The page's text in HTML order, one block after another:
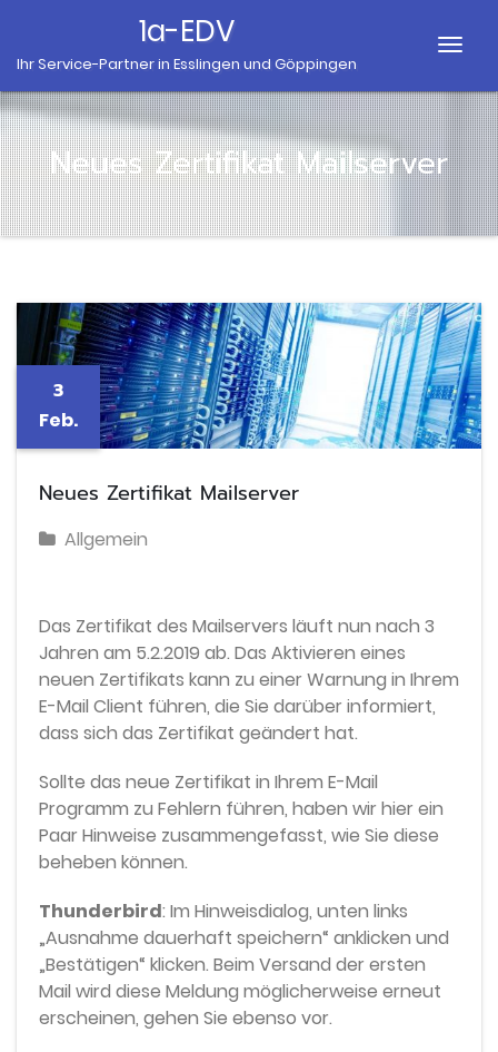
1a-EDV
Ihr Service-Partner in Esslingen und Göppingen
Neues Zertifikat Mailserver
3
Feb.
Neues Zertifikat Mailserver
Allgemein
Das Zertifikat des Mailservers läuft nun nach 3
Jahren am 5.2.2019 ab. Das Aktivieren eines
neuen Zertifikats kann zu einer Warnung in Ihrem
E-Mail Client führen, die Sie darüber informiert,
dass sich das Zertifikat geändert hat.
Sollte das neue Zertifikat in Ihrem E-Mail
Programm zu Fehlern führen, haben wir hier ein
Paar Hinweise zusammengefasst, wie Sie diese
beheben können.
Thunderbird: Im Hinweisdialog, unten links
„Ausnahme dauerhaft speichern“ anklicken und
„Bestätigen“ klicken. Beim Versand der ersten
Mail wird diese Meldung möglicherweise erneut
erscheinen, gehen Sie ebenso vor.